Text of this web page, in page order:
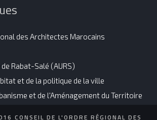
des Architectes Marocains
Rabat-Salé (AURS)
et de la politique de la ville
et de l'Aménagement du Territoire
CONSEIL DE L'ORDRE RÉGIONAL DES